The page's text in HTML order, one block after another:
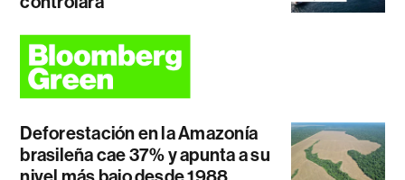
Deforestación en la Amazonía
brasileña cae 37% y apunta a su